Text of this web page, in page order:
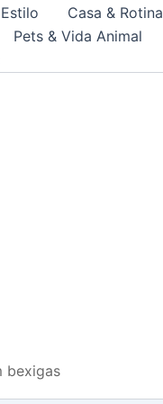
Casa & Rotina
Pets & Vida Animal
bexigas